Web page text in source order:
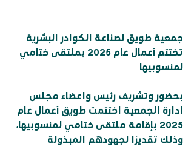
جمعية طويق لصناعة الكوادر البشرية
تختتم أعمال عام 2025 بملتقى ختامي
لمنسوبيها
بحضور وتشريف رئيس واعضاء مجلس
ادارة الجمعية اختتمت طويق أعمال عام
2025 بإقامة ملتقى ختامي لمنسوبيها،
وذلك تقديرًا لجهودهم المبذولة